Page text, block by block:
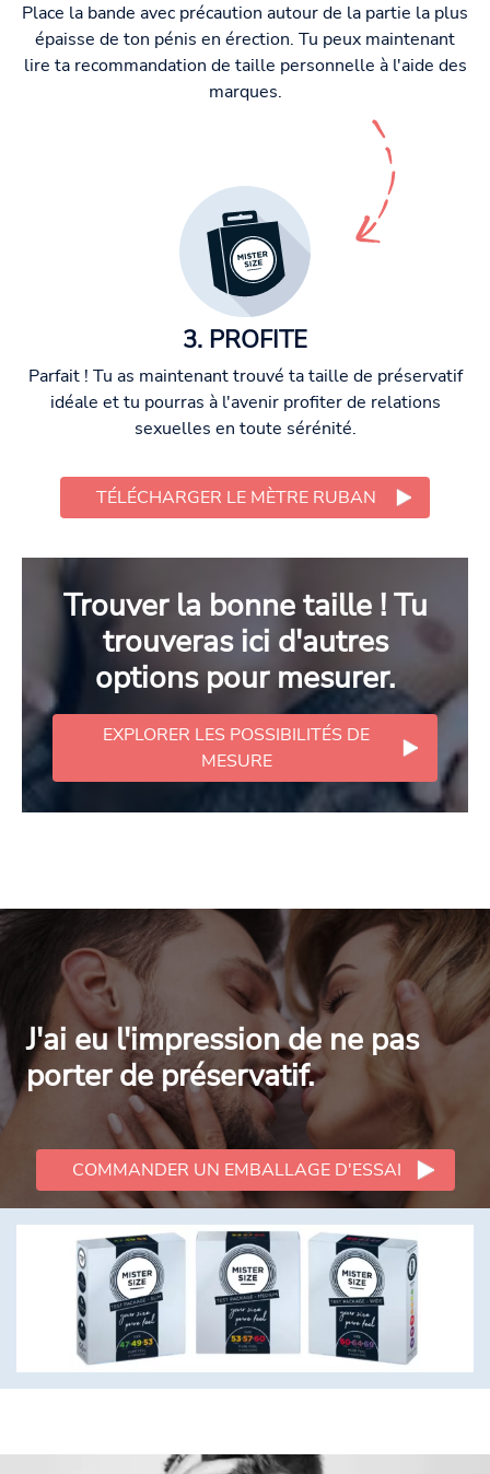
Place la bande avec précaution autour de la partie la plus
épaisse de ton pénis en érection. Tu peux maintenant
lire ta recommandation de taille personnelle à l'aide des
marques.
3. PROFITE
Parfait ! Tu as maintenant trouvé ta taille de préservatif
idéale et tu pourras à l'avenir profiter de relations
sexuelles en toute sérénité.
TÉLÉCHARGER LE MÈTRE RUBAN
Trouver la bonne taille ! Tu
trouveras ici d'autres
options pour mesurer.
EXPLORER LES POSSIBILITÉS DE
MESURE
J'ai eu l'impression de ne pas
porter de préservatif.
COMMANDER UN EMBALLAGE D'ESSAI